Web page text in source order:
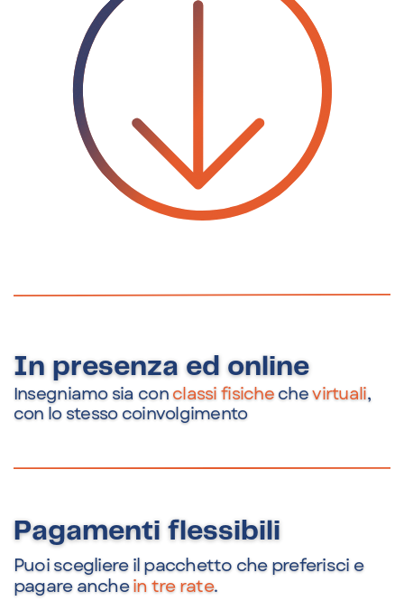
In presenza ed online
Insegniamo sia conclassi fisichechevirtuali,
con lo stesso coinvolgimento
Pagamenti flessibili
Puoi scegliere il pacchetto che preferisci e
pagare anchein tre rate.